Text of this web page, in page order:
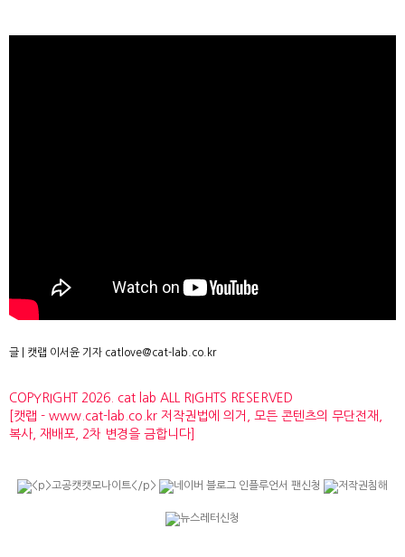
글 | 캣랩 이서윤 기자 catlove@cat-lab.co.kr
COPYRIGHT 2026. cat lab ALL RIGHTS RESERVED
[캣랩 - www.cat-lab.co.kr 저작권법에 의거, 모든 콘텐츠의 무단전재,
복사, 재배포, 2차 변경을 금합니다]